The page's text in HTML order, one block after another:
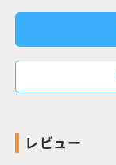
レビュー